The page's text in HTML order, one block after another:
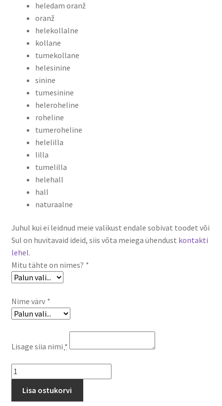
heledam oranž
oranž
helekollalne
kollane
tumekollane
helesinine
sinine
tumesinine
heleroheline
roheline
tumeroheline
helelilla
lilla
tumelilla
helehall
hall
naturaalne
Juhul kui ei leidnud meie valikust endale sobivat toodet või
Sul on huvitavaid ideid, siis võta meiega ühendust kontakti
lehel.
Mitu tähte on nimes? *
Nime värv *
Lisage siia nimi *
Puidust
nimesilt
20cmLisa ostukorvi